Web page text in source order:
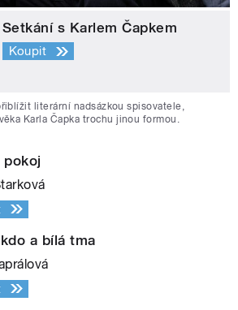
Setkání s Karlem Čapkem
Koupit
literární nadsázkou spisovatele,
Karla Čapka trochu jinou formou.
pokoj
a bílá tma